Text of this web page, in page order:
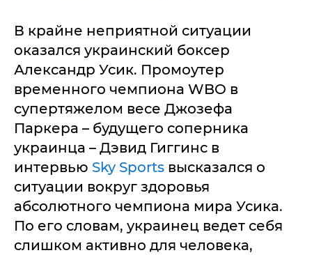
В крайне неприятной ситуации
оказался украинский боксер
Александр Усик. Промоутер
временного чемпиона WBO в
супертяжелом весе Джозефа
Паркера – будущего соперника
украинца – Дэвид Гиггинс в
интервью Sky Sports высказался о
ситуации вокруг здоровья
абсолютного чемпиона мира Усика.
По его словам, украинец ведет себя
слишком активно для человека,